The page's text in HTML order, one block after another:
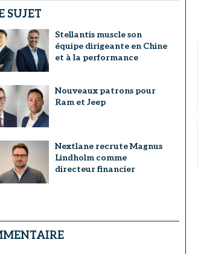
SUJET
Stellantis muscle son
équipe dirigeante en Chine
et à la performance
Nouveaux patrons pour
Ram et Jeep
Nextlane recrute Magnus
Lindholm comme
directeur financier